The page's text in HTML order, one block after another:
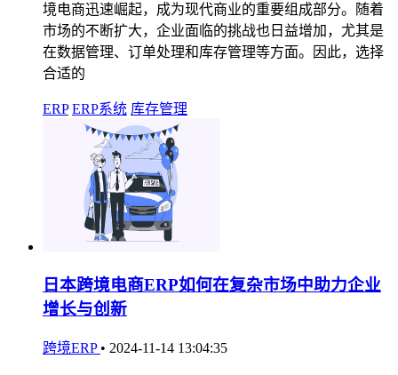
境电商迅速崛起，成为现代商业的重要组成部分。随着
市场的不断扩大，企业面临的挑战也日益增加，尤其是
在数据管理、订单处理和库存管理等方面。因此，选择
合适的
ERP ERP系统 库存管理
日本跨境电商ERP如何在复杂市场中助力企业
增长与创新
跨境ERP • 2024-11-14 13:04:35